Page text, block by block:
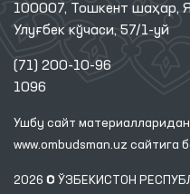
100007, Тошкент шаҳар,
Улуғбек кўчаси, 57/1-уй
(71) 200-10-96
1096
Ушбу сайт
www.ombudsman.uz сайтига
2026 © ЎЗБЕКИСТОН